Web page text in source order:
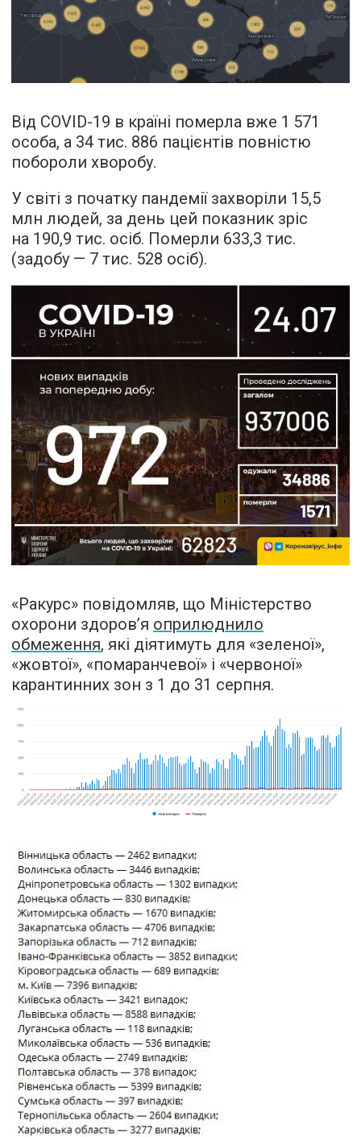
Від COVID-19 в країні померла вже 1 571
особа, а 34 тис. 886 пацієнтів повністю
побороли хворобу.
У світі з початку пандемії захворіли 15,5
млн людей, за день цей показник зріс
на 190,9 тис. осіб. Померли 633,3 тис.
(задобу — 7 тис. 528 осіб).
«Ракурс» повідомляв, що Міністерство
охорони здоров’я оприлюднило
обмеження, які діятимуть для «зеленої»,
«жовтої», «помаранчевої» і «червоної»
карантинних зон з 1 до 31 серпня.